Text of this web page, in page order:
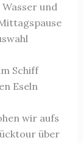
und
Schiff
Eseln
wir aufs
über